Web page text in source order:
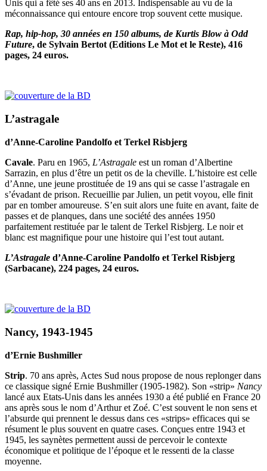
Unis qui a fêté ses 40 ans en 2013. Indispensable au vu de la
méconnaissance qui entoure encore trop souvent cette musique.
Rap, hip-hop, 30 années en 150 albums, de Kurtis Blow à Odd
Future, de Sylvain Bertot (Editions Le Mot et le Reste), 416
pages, 24 euros.
L’astragale
d’Anne-Caroline Pandolfo et Terkel Risbjerg
Cavale. Paru en 1965, L’Astragale est un roman d’Albertine
Sarrazin, en plus d’être un petit os de la cheville. L’histoire est celle
d’Anne, une jeune prostituée de 19 ans qui se casse l’astragale en
s’évadant de prison. Recueillie par Julien, un petit voyou, elle finit
par en tomber amoureuse. S’en suit alors une fuite en avant, faite de
passes et de planques, dans une société des années 1950
parfaitement restituée par le talent de Terkel Risbjerg. Le noir et
blanc est magnifique pour une histoire qui l’est tout autant.
L’Astragale d’Anne-Caroline Pandolfo et Terkel Risbjerg
(Sarbacane), 224 pages, 24 euros.
Nancy, 1943-1945
d’Ernie Bushmiller
Strip. 70 ans après, Actes Sud nous propose de nous replonger dans
ce classique signé Ernie Bushmiller (1905-1982). Son «strip» Nancy
lancé aux Etats-Unis dans les années 1930 a été publié en France 20
ans après sous le nom d’Arthur et Zoé. C’est souvent le non sens et
l’absurde qui prennent le dessus dans ces «strips» efficaces qui se
résument le plus souvent en quatre cases. Conçues entre 1943 et
1945, les saynètes permettent aussi de percevoir le contexte
économique et politique de l’époque et le ressenti de la classe
moyenne.